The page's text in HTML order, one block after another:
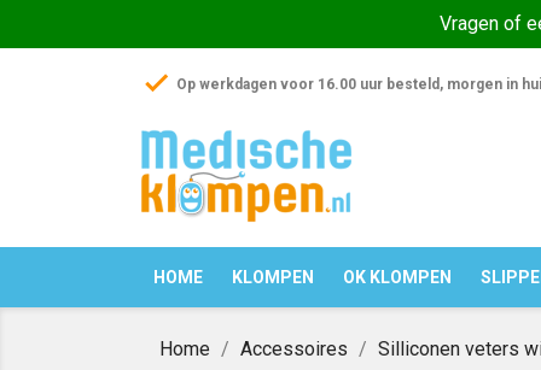
Vragen of
check Op werkdagen voor 16.00 uur besteld, morgen in
HOME KLOMPEN OK KLOMPEN
Home Accessoires Silliconen veters